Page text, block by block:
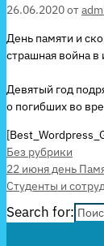
26.06.2020от
День памяти и
страшная война
Девятый год
о погибших во
Рубрики
Без рубрики
22 июня день
Студенты и
Search for: